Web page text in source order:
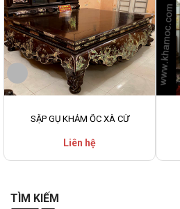
SẬP GỤ KHẢM ỐC XÀ CỪ
Liên hệ
TÌM KIẾM